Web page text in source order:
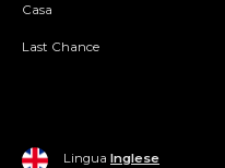
Casa
Last Chance
Lingua Inglese